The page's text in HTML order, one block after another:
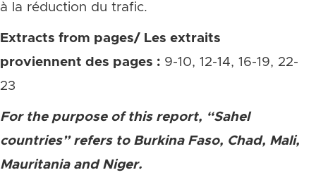
à la réduction du trafic.
Extracts from pages/ Les extraits
proviennent des pages : 9-10, 12-14, 16-19, 22-
23
For the purpose of this report, “Sahel
countries” refers to Burkina Faso, Chad, Mali,
Mauritania and Niger.